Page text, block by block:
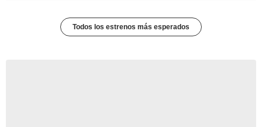
Todos los estrenos más esperados